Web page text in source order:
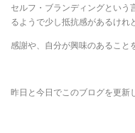
セルフ・ブランディングとい
るようで少し抵抗感があるけれど
感謝や、自分が興味のあること
昨日と今日でこのブログを更新